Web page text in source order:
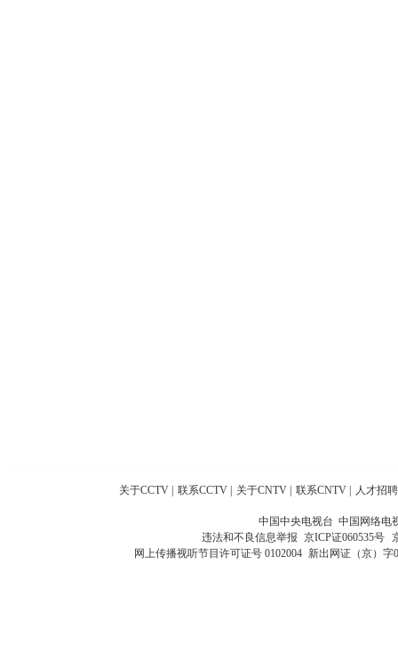
关于CCTV 联系CCTV 关于CNTV 联系CNTV 人才招聘
中国中央电视台 中国网络电
违法和不良信息举报 京ICP证060535号
网上传播视听节目许可证号 0102004 新出网证（京）